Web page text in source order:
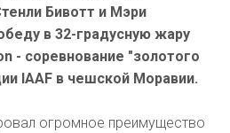
Бивотт и Мэри
в 32-градусную жару
- соревнование "золотого
IAAF в чешской Моравии.
огромное преимущество